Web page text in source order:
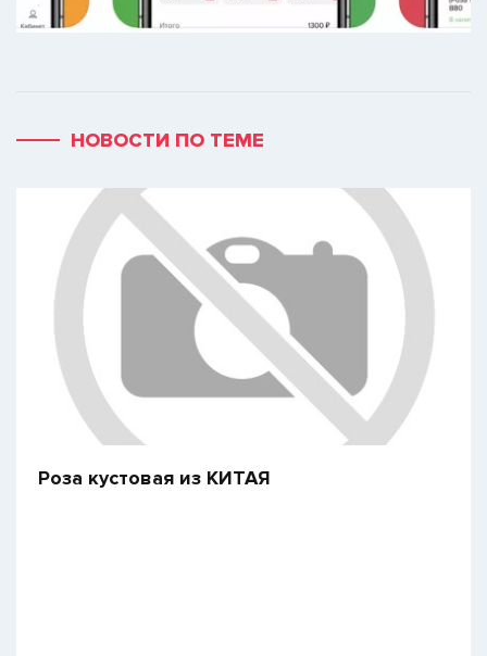
НОВОСТИ ПО ТЕМЕ
Роза кустовая из КИТАЯ